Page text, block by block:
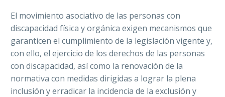
El movimiento asociativo de las personas con
discapacidad física y orgánica exigen mecanismos que
garanticen el cumplimiento de la legislación vigente y,
con ello, el ejercicio de los derechos de las personas
con discapacidad, así como la renovación de la
normativa con medidas dirigidas a lograr la plena
inclusión y erradicar la incidencia de la exclusión y